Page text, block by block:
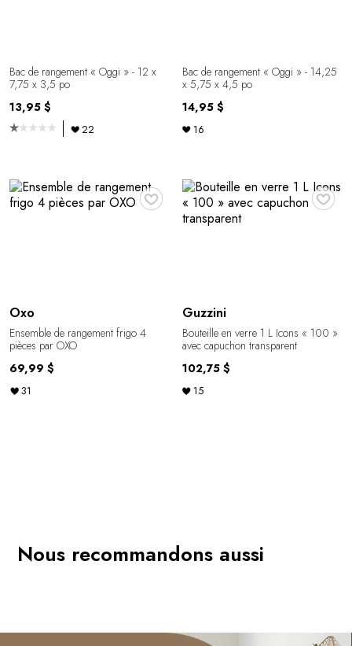
Bac de rangement « Oggi » - 12 x
7,75 x 3,5 po
13,95 $
22
Bac de rangement « Oggi » - 14,25
x 5,75 x 4,5 po
14,95 $
16
♥
Oxo
Ensemble de rangement frigo 4
pièces par OXO
69,99 $
31
♥
Guzzini
Bouteille en verre 1 L Icons « 100 »
avec capuchon transparent
102,75 $
15
Nous recommandons aussi